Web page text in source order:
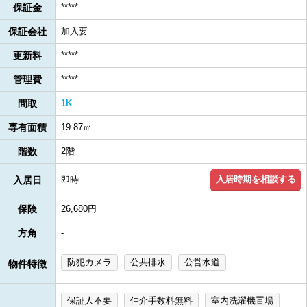
保証金 *****
保証会社 加入要
更新料 *****
管理費 *****
間取 1K
専有面積 19.87㎡
階数 2階
入居日 即時 入居時期を相談する
保険 26,680円
方角 -
物件特徴 防犯カメラ 公共排水 公営水道
保証人不要 仲介手数料無料 室内洗濯機置場